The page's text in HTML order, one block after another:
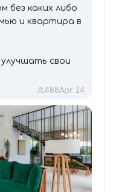
без каких либо
и квартира в
свои
488Apr 24